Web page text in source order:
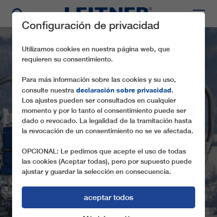
CD6 JAVOR
Configuración de privacidad
Utilizamos cookies en nuestra página web, que
requieren su consentimiento.
Para más información sobre las cookies y su uso,
consulte nuestra declaración sobre privacidad.
Los ajustes pueden ser consultados en cualquier
momento y por lo tanto el consentimiento puede ser
dado o revocado. La legalidad de la tramitación hasta
la revocación de un consentimiento no se ve afectada.
OPCIONAL: Le pedimos que acepte el uso de todas
las cookies (Aceptar todas), pero por supuesto puede
ajustar y guardar la selección en consecuencia.
aceptar todos